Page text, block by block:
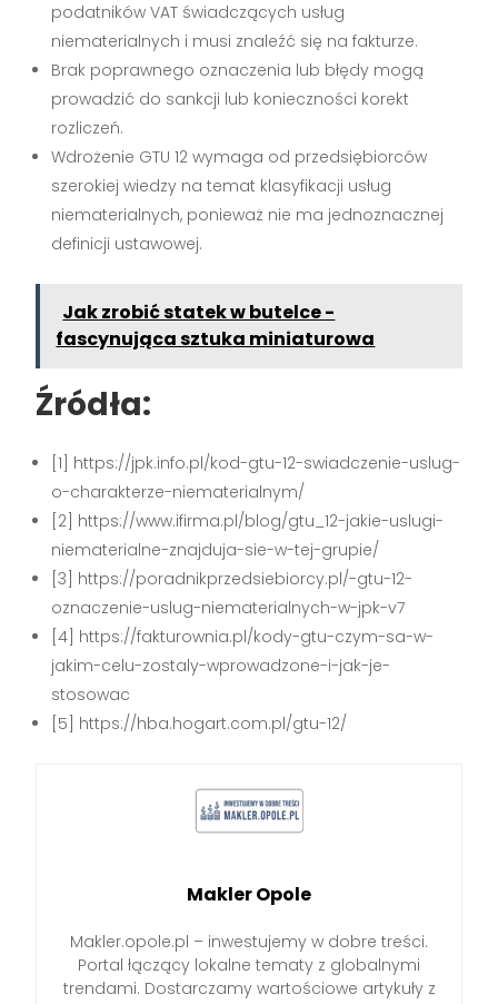
podatników VAT świadczących usług
niematerialnych i musi znaleźć się na fakturze.
Brak poprawnego oznaczenia lub błędy mogą
prowadzić do sankcji lub konieczności korekt
rozliczeń.
Wdrożenie GTU 12 wymaga od przedsiębiorców
szerokiej wiedzy na temat klasyfikacji usług
niematerialnych, ponieważ nie ma jednoznacznej
definicji ustawowej.
Jak zrobić statek w butelce -
fascynująca sztuka miniaturowa
Źródła:
[1] https://jpk.info.pl/kod-gtu-12-swiadczenie-uslug-
o-charakterze-niematerialnym/
[2] https://www.ifirma.pl/blog/gtu_12-jakie-uslugi-
niematerialne-znajduja-sie-w-tej-grupie/
[3] https://poradnikprzedsiebiorcy.pl/-gtu-12-
oznaczenie-uslug-niematerialnych-w-jpk-v7
[4] https://fakturownia.pl/kody-gtu-czym-sa-w-
jakim-celu-zostaly-wprowadzone-i-jak-je-
stosowac
[5] https://hba.hogart.com.pl/gtu-12/
Makler Opole
Makler.opole.pl – inwestujemy w dobre treści.
Portal łączący lokalne tematy z globalnymi
trendami. Dostarczamy wartościowe artykuły z